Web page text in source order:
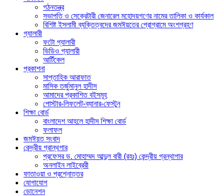
গঠনতন্ত্র
সভাপতি ও সেক্রেটারী জেনারেল মহোদয়গণের নামের তালিকা ও কার্যকাল
বিশিষ্ট ইসলামী ব্যক্তিত্বদের জমঈয়তের প্রোগ্রামে অংশগ্রহণ
গ্যালারী
ফটো গ্যালারী
ভিডিও গ্যালারী
আর্টিকেল
প্রকাশনা
সাপ্তাহিক আরাফাত
মাসিক তর্জুমানুল হাদীস
আমাদের প্রকাশিত বইসমূহ
পোস্টার-লিফলেট-ব্যানার-ফেস্টুন
শিক্ষা বোর্ড
বাংলাদেশ আহলে হাদীস শিক্ষা বোর্ড
ফলাফল
জমঈয়ত সংবাদ
কেন্দ্রীয় গ্রান্থগার
প্রফেসর ড. মোহাম্মদ আব্দুল বারী (রহঃ) কেন্দ্রীয় গ্রন্থাগার
অনলাইন লাইব্রেরী
ফাতাওয়া ও প্রশ্নোত্তর
যোগাযোগ
ডোনেশন